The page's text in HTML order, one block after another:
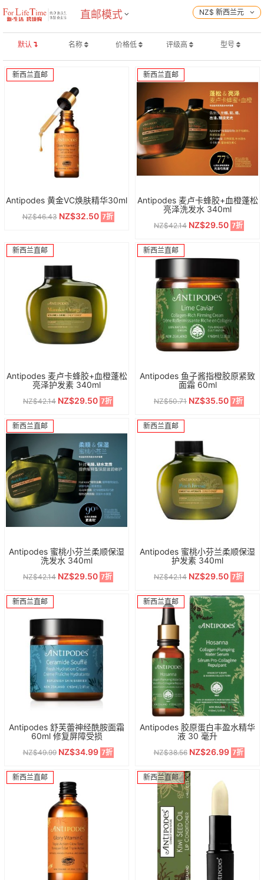
直邮模式 NZ$ 新西兰元
默认 名称 价格低 评级高 型号
新西兰直邮
Antipodes 黄金VC焕肤精华30ml
NZ$46.43NZ$32.50 7折
新西兰直邮
Antipodes 麦卢卡蜂胶+血橙蓬松
亮泽洗发水 340ml
NZ$42.14 NZ$29.50 7折
新西兰直邮
Antipodes 麦卢卡蜂胶+血橙蓬松
亮泽护发素 340ml
NZ$42.14 NZ$29.50 7折
新西兰直邮
Antipodes 鱼子酱指橙胶原紧致
面霜 60ml
NZ$50.71 NZ$35.50 7折
新西兰直邮
Antipodes 蜜桃小芬兰柔顺保湿
洗发水 340ml
NZ$42.14 NZ$29.50 7折
新西兰直邮
Antipodes 蜜桃小芬兰柔顺保湿
护发素 340ml
NZ$42.14 NZ$29.50 7折
新西兰直邮
Antipodes 舒芙蕾神经酰胺面霜
60ml 修复屏障受损
NZ$49.99NZ$34.99 7折
新西兰直邮
Antipodes 胶原蛋白丰盈水精华
液 30 毫升
NZ$38.56NZ$26.99 7折
新西兰直邮 新西兰直邮